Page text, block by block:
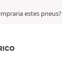
estes pneus?